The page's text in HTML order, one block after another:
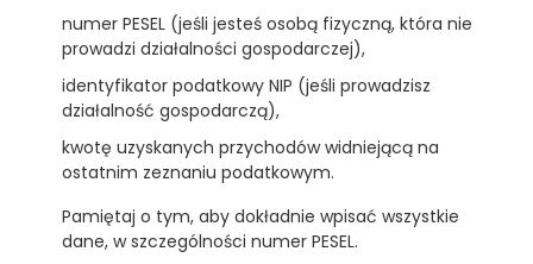
numer PESEL (jeśli jesteś osobą fizyczną, która nie
prowadzi działalności gospodarczej),
identyfikator podatkowy NIP (jeśli prowadzisz
działalność gospodarczą),
kwotę uzyskanych przychodów widniejącą na
ostatnim zeznaniu podatkowym.
Pamiętaj o tym, aby dokładnie wpisać wszystkie
dane, w szczególności numer PESEL.